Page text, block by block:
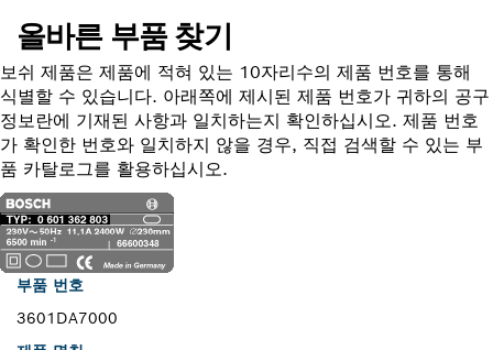
올바른 부품 찾기
보쉬 제품은 제품에 적혀 있는 10자리수의 제품 번호를 통해
식별할 수 있습니다. 아래쪽에 제시된 제품 번호가 귀하의 공구
정보란에 기재된 사항과 일치하는지 확인하십시오. 제품 번호
가 확인한 번호와 일치하지 않을 경우, 직접 검색할 수 있는 부
품 카탈로그를 활용하십시오.
부품 번호
3601DA7000